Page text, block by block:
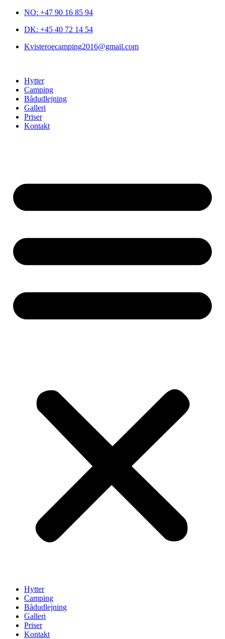
NO: +47 90 16 85 94
DK: +45 40 72 14 54
Kvisteroecamping2016@gmail.com
Hytter
Camping
Bådudlejning
Galleri
Priser
Kontakt
Hytter
Camping
Bådudlejning
Galleri
Priser
Kontakt